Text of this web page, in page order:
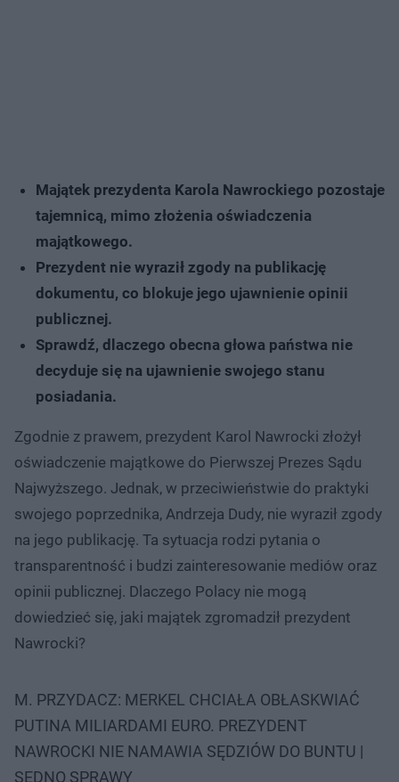
Majątek prezydenta Karola Nawrockiego pozostaje
tajemnicą, mimo złożenia oświadczenia
majątkowego.
Prezydent nie wyraził zgody na publikację
dokumentu, co blokuje jego ujawnienie opinii
publicznej.
Sprawdź, dlaczego obecna głowa państwa nie
decyduje się na ujawnienie swojego stanu
posiadania.
Zgodnie z prawem, prezydent Karol Nawrocki złożył
oświadczenie majątkowe do Pierwszej Prezes Sądu
Najwyższego. Jednak, w przeciwieństwie do praktyki
swojego poprzednika, Andrzeja Dudy, nie wyraził zgody
na jego publikację. Ta sytuacja rodzi pytania o
transparentność i budzi zainteresowanie mediów oraz
opinii publicznej. Dlaczego Polacy nie mogą
dowiedzieć się, jaki majątek zgromadził prezydent
Nawrocki?
M. PRZYDACZ: MERKEL CHCIAŁA OBŁASKWIAĆ
PUTINA MILIARDAMI EURO. PREZYDENT
NAWROCKI NIE NAMAWIA SĘDZIÓW DO BUNTU |
SEDNO SPRAWY